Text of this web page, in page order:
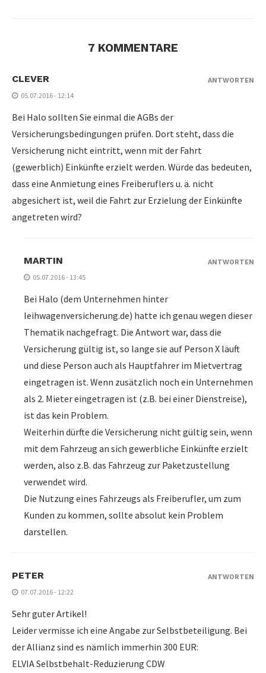
7 KOMMENTARE
CLEVER
05.07.2016 - 12:14
Bei Halo sollten Sie einmal die AGBs der
Versicherungsbedingungen prüfen. Dort steht, dass die
Versicherung nicht eintritt, wenn mit der Fahrt
(gewerblich) Einkünfte erzielt werden. Würde das bedeuten,
dass eine Anmietung eines Freiberuflers u. ä. nicht
abgesichert ist, weil die Fahrt zur Erzielung der Einkünfte
angetreten wird?
ANTWORTEN
MARTIN
05.07.2016 - 13:45
Bei Halo (dem Unternehmen hinter
leihwagenversicherung.de) hatte ich genau wegen dieser
Thematik nachgefragt. Die Antwort war, dass die
Versicherung gültig ist, so lange sie auf Person X läuft
und diese Person auch als Hauptfahrer im Mietvertrag
eingetragen ist. Wenn zusätzlich noch ein Unternehmen
als 2. Mieter eingetragen ist (z.B. bei einer Dienstreise),
ist das kein Problem.
Weiterhin dürfte die Versicherung nicht gültig sein, wenn
mit dem Fahrzeug an sich gewerbliche Einkünfte erzielt
werden, also z.B. das Fahrzeug zur Paketzustellung
verwendet wird.
Die Nutzung eines Fahrzeugs als Freiberufler, um zum
Kunden zu kommen, sollte absolut kein Problem
darstellen.
ANTWORTEN
PETER
07.07.2016 - 12:22
Sehr guter Artikel!
Leider vermisse ich eine Angabe zur Selbstbeteiligung. Bei
der Allianz sind es nämlich immerhin 300 EUR:
ELVIA Selbstbehalt-Reduzierung CDW
ANTWORTEN